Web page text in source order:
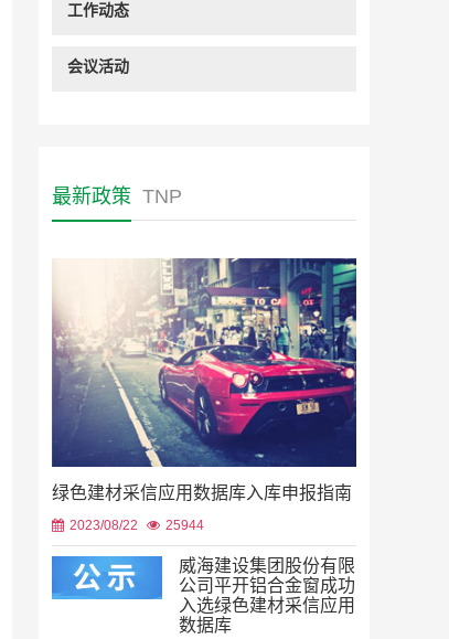
工作动态
会议活动
最新政策 TNP
绿色建材采信应用数据库入库申报指南
2023/08/22 25944
威海建设集团股份有限
公司平开铝合金窗成功
入选绿色建材采信应用
数据库